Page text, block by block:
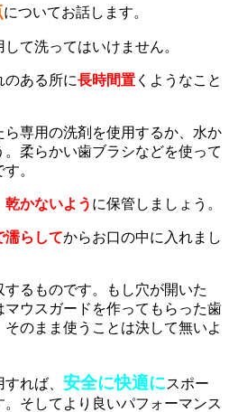
についてお話します。
して洗ってはいけません。
のある所に長時間置 くようなこと
専用の洗剤を使用するか、水か
柔らかい歯ブラシなどを使って
。
乾かないよう に保管しましょう。
濡らしてからお口の中に入れまし
るものです。もし穴が開いた
マウスガードを作ってもらった歯
のまま使うことは決して無いよ
れば、 安全に快適にスポー
そしてより良いパフォーマンス